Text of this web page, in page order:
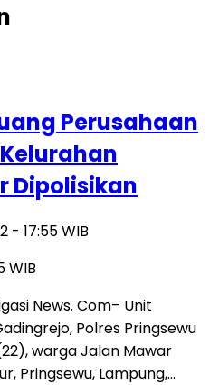
Perusahaan
Dipolisikan
- 17:55 WIB
WIB
News. Com– Unit
Polres Pringsewu
warga Jalan Mawar
Pringsewu, Lampung,…